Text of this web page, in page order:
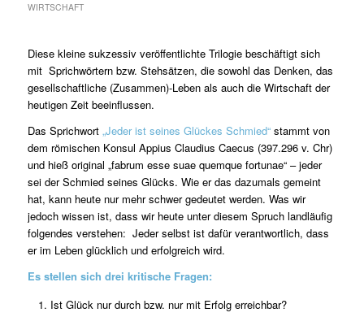
WIRTSCHAFT
Diese kleine sukzessiv veröffentlichte Trilogie beschäftigt sich
mit Sprichwörtern bzw. Stehsätzen, die sowohl das Denken, das
gesellschaftliche (Zusammen)-Leben als auch die Wirtschaft der
heutigen Zeit beeinflussen.
Das Sprichwort „Jeder ist seines Glückes Schmied“stammt von
dem römischen Konsul Appius Claudius Caecus (397.296 v. Chr)
und hieß original „fabrum esse suae quemque fortunae“ – jeder
sei der Schmied seines Glücks. Wie er das dazumals gemeint
hat, kann heute nur mehr schwer gedeutet werden. Was wir
jedoch wissen ist, dass wir heute unter diesem Spruch landläufig
folgendes verstehen: Jeder selbst ist dafür verantwortlich, dass
er im Leben glücklich und erfolgreich wird.
Es stellen sich drei kritische Fragen:
Ist Glück nur durch bzw. nur mit Erfolg erreichbar?